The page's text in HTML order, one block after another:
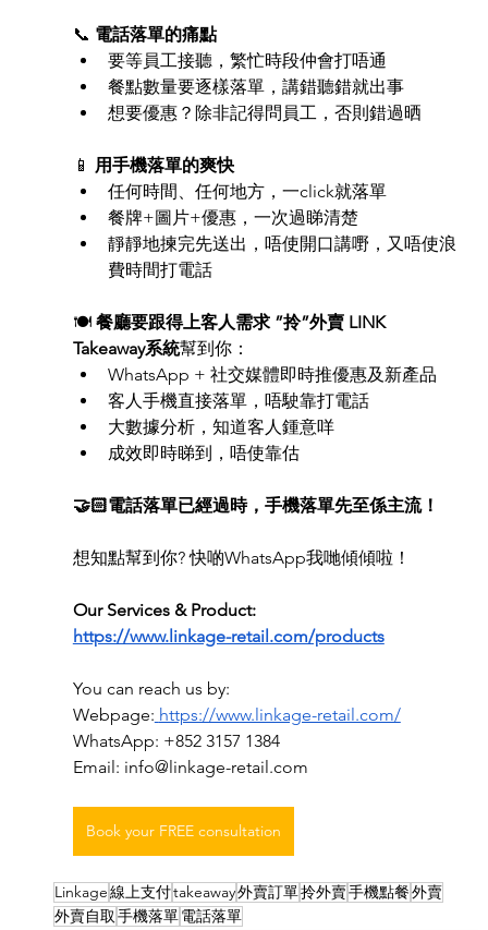
📞 電話落單的痛點
要等員工接聽，繁忙時段仲會打唔通
餐點數量要逐樣落單，講錯聽錯就出事
想要優惠？除非記得問員工，否則錯過晒
📱 用手機落單的爽快
任何時間、任何地方，一click就落單
餐牌+圖片+優惠，一次過睇清楚
靜靜地揀完先送出，唔使開口講嘢，又唔使浪
費時間打電話
🍽️ 餐廳要跟得上客人需求 ”拎”外賣 LINK
Takeaway系統幫到你：
WhatsApp + 社交媒體即時推優惠及新產品
客人手機直接落單，唔駛靠打電話
大數據分析，知道客人鍾意咩
成效即時睇到，唔使靠估
🤝🏻電話落單已經過時，手機落單先至係主流！
想知點幫到你? 快啲WhatsApp我哋傾傾啦！
Our Services & Product:
https://www.linkage-retail.com/products
You can reach us by:
Webpage: https://www.linkage-retail.com/
WhatsApp: +852 3157 1384
Email: info@linkage-retail.com
Book your FREE consultation
Linkage線上支付takeaway外賣訂單拎外賣手機點餐外賣
外賣自取 手機落單電話落單